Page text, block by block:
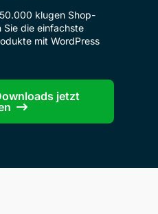
klugen Shop-
Sie die einfachste
mit WordPress
jetzt